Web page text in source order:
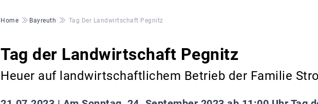
Pfadnavigation
Home Bayreuth Tag Der Landwirtschaft Pegnitz
Tag der Landwirtschaft Pegnitz
Heuer auf landwirtschaftlichem Betrieb der Familie